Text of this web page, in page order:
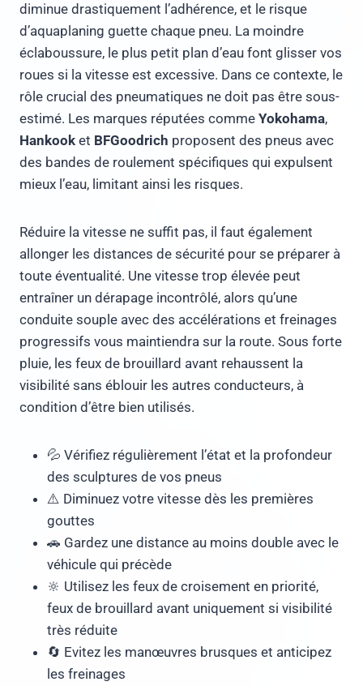
diminue drastiquement l’adhérence, et le risque
d’aquaplaning guette chaque pneu. La moindre
éclaboussure, le plus petit plan d’eau font glisser vos
roues si la vitesse est excessive. Dans ce contexte, le
rôle crucial des pneumatiques ne doit pas être sous-
estimé. Les marques réputées comme Yokohama,
Hankook et BFGoodrich proposent des pneus avec
des bandes de roulement spécifiques qui expulsent
mieux l’eau, limitant ainsi les risques.
Réduire la vitesse ne suffit pas, il faut également
allonger les distances de sécurité pour se préparer à
toute éventualité. Une vitesse trop élevée peut
entraîner un dérapage incontrôlé, alors qu’une
conduite souple avec des accélérations et freinages
progressifs vous maintiendra sur la route. Sous forte
pluie, les feux de brouillard avant rehaussent la
visibilité sans éblouir les autres conducteurs, à
condition d’être bien utilisés.
💦 Vérifiez régulièrement l’état et la profondeur
des sculptures de vos pneus
⚠️ Diminuez votre vitesse dès les premières
gouttes
🚗 Gardez une distance au moins double avec le
véhicule qui précède
🔆 Utilisez les feux de croisement en priorité,
feux de brouillard avant uniquement si visibilité
très réduite
🔄 Evitez les manœuvres brusques et anticipez
les freinages